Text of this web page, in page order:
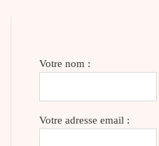
Votre nom :
Votre adresse email :